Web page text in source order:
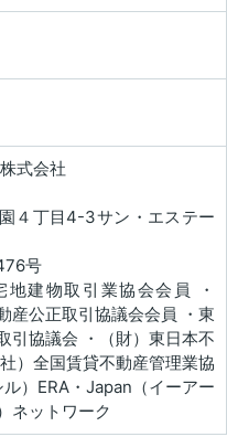
式会社
４丁目4-3サン・エステー
号
地建物取引業協会会員 ・
産公正取引協議会会員 ・東
引協議会 ・（財）東日本不
）全国賃貸不動産管理業協
）ERA・Japan（イーアー
ネットワーク